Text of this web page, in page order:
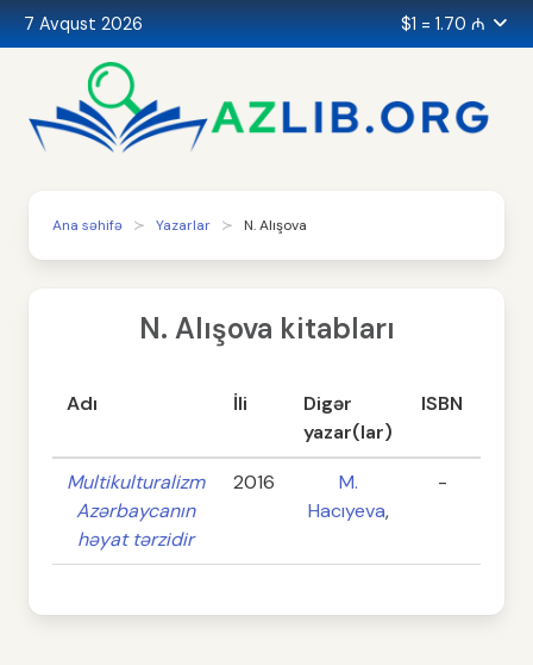
7 Avqust 2026 $1 = 1.70 ₼
Ana səhifə Yazarlar N. Alışova
N. Alışova kitabları
Adı İli
Digər
yazar(lar)
ISBN
Multikulturalizm
Azərbaycanın
həyat tərzidir
2016
M.
Hacıyeva,
-